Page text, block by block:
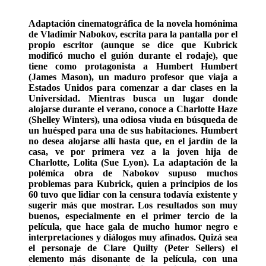
Adaptación cinematográfica de la novela homónima
de Vladimir Nabokov, escrita para la pantalla por el
propio escritor (aunque se dice que Kubrick
modificó mucho el guión durante el rodaje), que
tiene como protagonista a Humbert Humbert
(James Mason), un maduro profesor que viaja a
Estados Unidos para comenzar a dar clases en la
Universidad. Mientras busca un lugar donde
alojarse durante el verano, conoce a Charlotte Haze
(Shelley Winters), una odiosa viuda en búsqueda de
un huésped para una de sus habitaciones. Humbert
no desea alojarse allí hasta que, en el jardín de la
casa, ve por primera vez a la joven hija de
Charlotte, Lolita (Sue Lyon). La adaptación de la
polémica obra de Nabokov supuso muchos
problemas para Kubrick, quien a principios de los
60 tuvo que lidiar con la censura todavía existente y
sugerir más que mostrar. Los resultados son muy
buenos, especialmente en el primer tercio de la
película, que hace gala de mucho humor negro e
interpretaciones y diálogos muy afinados. Quizá sea
el personaje de Clare Quilty (Peter Sellers) el
elemento más disonante de la película, con una